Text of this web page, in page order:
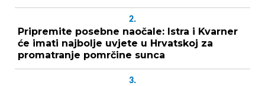
2.
Pripremite posebne naočale: Istra i Kvarner
će imati najbolje uvjete u Hrvatskoj za
promatranje pomrčine sunca
3.